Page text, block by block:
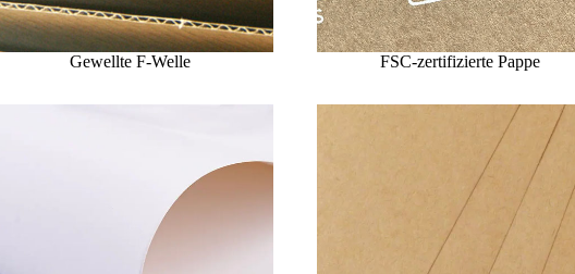
Gewellte F-Welle FSC-zertifizierte Pappe